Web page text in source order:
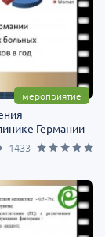
мероприятие
Германии
1433